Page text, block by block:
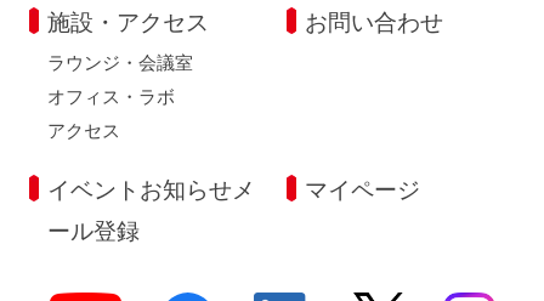
施設・アクセス
ラウンジ・会議室
オフィス・ラボ
アクセス
お問い合わせ
イベントお知らせメ
ール登録
マイページ